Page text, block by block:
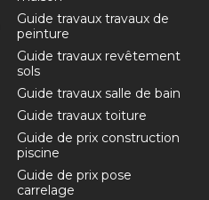
Guide travaux travaux de
peinture
Guide travaux revêtement
sols
Guide travaux salle de bain
Guide travaux toiture
Guide de prix construction
piscine
Guide de prix pose
carrelage